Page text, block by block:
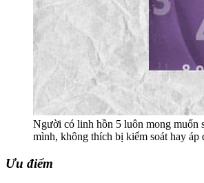
Người có linh hồn 5 luôn mong muốn
mình, không thích bị kiểm soát hay áp
Ưu điểm